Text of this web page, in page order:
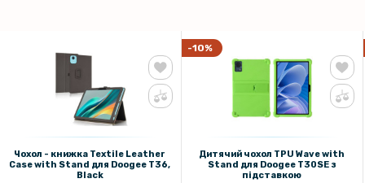
Чохол - книжка Textile Leather
Case with Stand для Doogee T36,
Black
-10%
Дитячий чохол TPU Wave with
Stand для Doogee T30SE з
підставкою